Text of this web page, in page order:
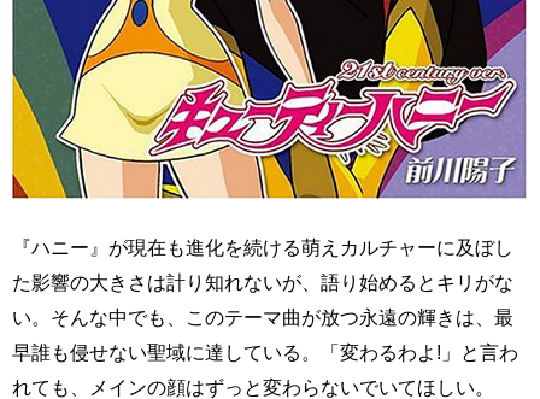
『ハニー』が現在も進化を続ける萌えカルチャーに及ぼし
た影響の大きさは計り知れないが、語り始めるとキリがな
い。そんな中でも、このテーマ曲が放つ永遠の輝きは、最
早誰も侵せない聖域に達している。「変わるわよ!」と言わ
れても、メインの顔はずっと変わらないでいてほしい。